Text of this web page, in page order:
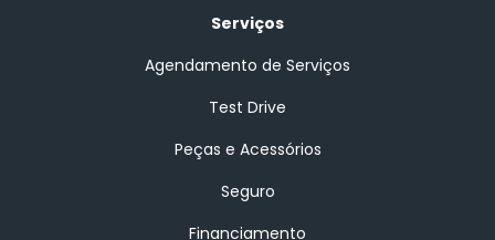
Serviços
Agendamento de Serviços
Test Drive
Peças e Acessórios
Seguro
Financiamento